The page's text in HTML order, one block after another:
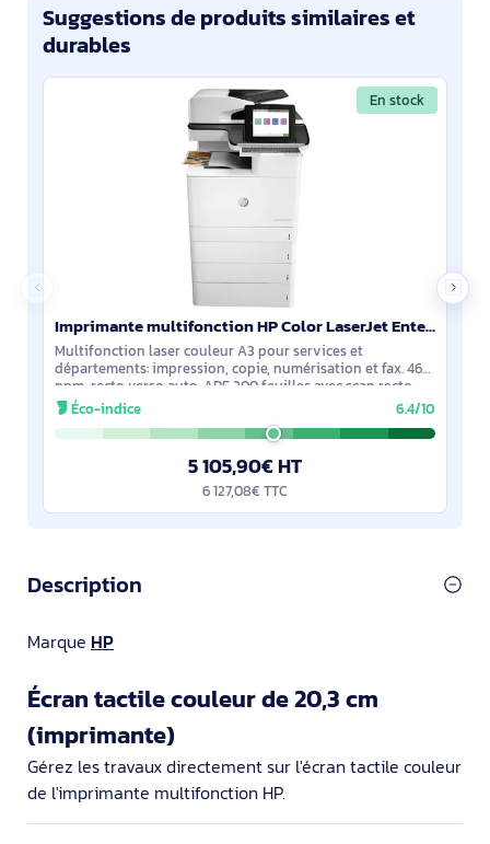
Suggestions de produits similaires et
durables
En stock
Imprimante multifonction HP Color LaserJet Enterprise Flow M776z - 3WT91A#B19
Multifonction laser couleur A3 pour services et
départements: impression, copie, numérisation et fax. 46
ppm, recto verso auto, ADF 200 feuilles avec scan recto
verso jusqu’à 120 ppm. Bacs multiples
Éco-indice 6.4/10
5 105,90€ HT
6 127,08€ TTC
Description
Marque HP
Écran tactile couleur de 20,3 cm
(imprimante)
Gérez les travaux directement sur l'écran tactile couleur
de l'imprimante multifonction HP.